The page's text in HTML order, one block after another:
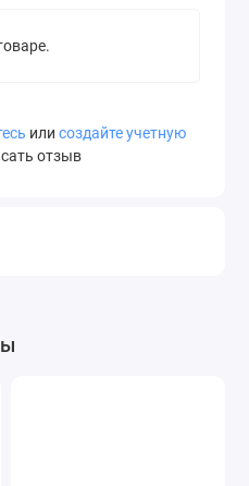
или создайте учетную
отзыв